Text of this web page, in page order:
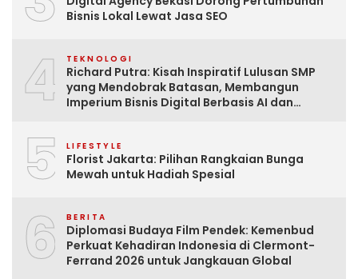
Bisnis Lokal Lewat Jasa SEO
4 TEKNOLOGI
Richard Putra: Kisah Inspiratif Lulusan SMP
yang Mendobrak Batasan, Membangun
Imperium Bisnis Digital Berbasis AI dan
5 LIFESTYLE
Florist Jakarta: Pilihan Rangkaian Bunga
Mewah untuk Hadiah Spesial
6 BERITA
Diplomasi Budaya Film Pendek: Kemenbud
Perkuat Kehadiran Indonesia di Clermont-
Ferrand 2026 untuk Jangkauan Global